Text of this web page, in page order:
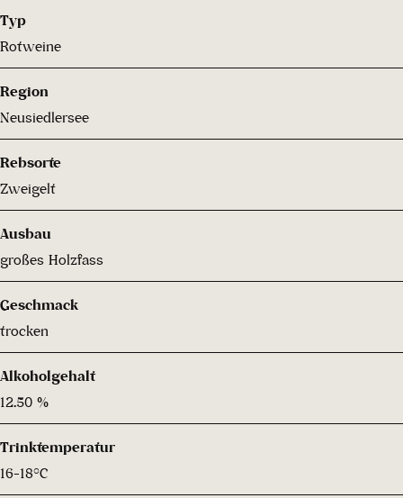
Typ
Rotweine
Region
Neusiedlersee
Rebsorte
Zweigelt
Ausbau
großes Holzfass
Geschmack
trocken
Alkoholgehalt
12.50 %
Trinktemperatur
16-18°C